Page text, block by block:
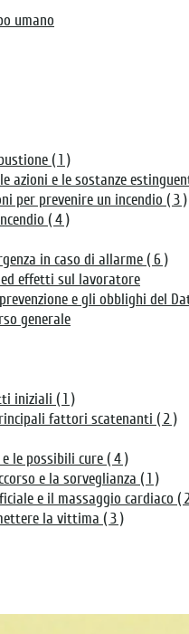
umano
( 1 )
azioni e le sostanze
per prevenire un incendio ( 3 )
( 4 )
in caso di allarme ( 6 )
effetti sul lavoratore
e gli obblighi del
generale
iniziali ( 1 )
fattori scatenanti ( 2 )
le possibili cure ( 4 )
e la sorveglianza ( 1 )
e il massaggio cardiaco (
la vittima ( 3 )